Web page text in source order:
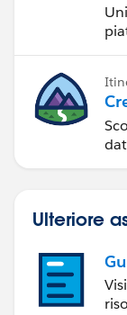
Ulteriore